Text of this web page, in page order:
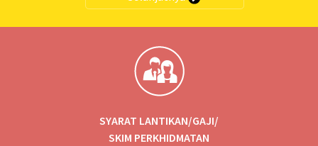
SYARAT LANTIKAN/GAJI/
SKIM PERKHIDMATAN